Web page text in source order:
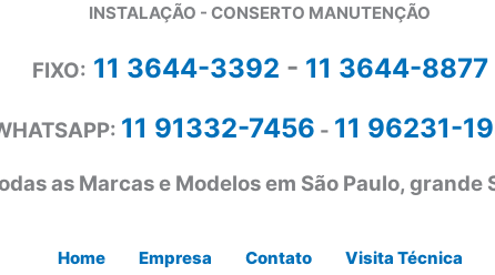
INSTALAÇÃO - CONSERTO MANUTENÇÃO
FIXO: 11 3644-3392 - 11 3644-8877
11 91332-7456 - 11 96231-
as Marcas e Modelos em São Paulo, grande
Home Empresa Contato Visita Técnica